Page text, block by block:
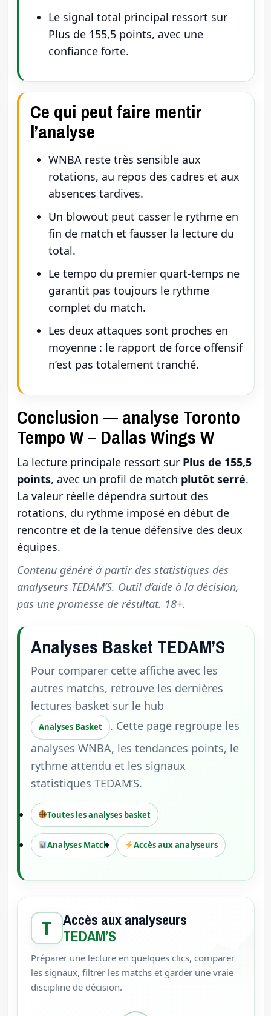
Le signal total principal ressort sur
Plus de 155,5 points, avec une
confiance forte.
Ce qui peut faire mentir
l’analyse
WNBA reste très sensible aux
rotations, au repos des cadres et aux
absences tardives.
Un blowout peut casser le rythme en
fin de match et fausser la lecture du
total.
Le tempo du premier quart-temps ne
garantit pas toujours le rythme
complet du match.
Les deux attaques sont proches en
moyenne : le rapport de force offensif
n’est pas totalement tranché.
Conclusion — analyse Toronto
Tempo W – Dallas Wings W
La lecture principale ressort sur Plus de 155,5
points, avec un profil de match plutôt serré.
La valeur réelle dépendra surtout des
rotations, du rythme imposé en début de
rencontre et de la tenue défensive des deux
équipes.
Contenu généré à partir des statistiques des
analyseurs TEDAM’S. Outil d’aide à la décision,
pas une promesse de résultat. 18+.
Analyses Basket TEDAM’S
Pour comparer cette affiche avec les
autres matchs, retrouve les dernières
lectures basket sur le hub
Analyses Basket
. Cette page regroupe les
analyses WNBA, les tendances points, le
rythme attendu et les signaux
statistiques TEDAM’S.
Toutes les analyses basket
Analyses Match Accès aux analyseurs
T Accès aux analyseurs
TEDAM’S
Préparer une lecture en quelques clics, comparer
les signaux, filtrer les matchs et garder une vraie
discipline de décision.